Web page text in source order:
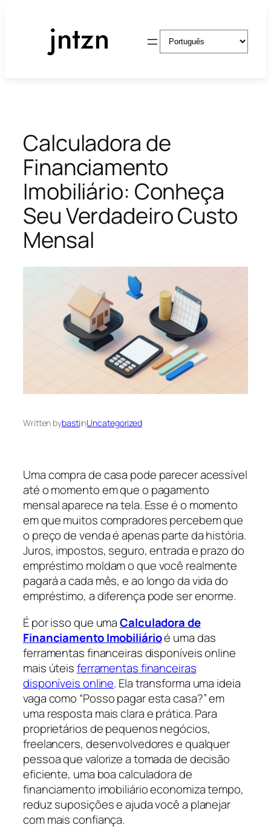
conteúdo
Escolha
um
Calculadora de
Financiamento
Imobiliário: Conheça
Seu Verdadeiro Custo
Mensal
Written bybastiinUncategorized
Uma compra de casa pode parecer acessível
até o momento em que o pagamento
mensal aparece na tela. Esse é o momento
em que muitos compradores percebem que
o preço de venda é apenas parte da história.
Juros, impostos, seguro, entrada e prazo do
empréstimo moldam o que você realmente
pagará a cada mês, e ao longo da vida do
empréstimo, a diferença pode ser enorme.
É por isso que umaCalculadora de
Financiamento Imobiliárioé uma das
ferramentas financeiras disponíveis online
mais úteisferramentas financeiras
disponíveis online. Ela transforma uma ideia
vaga como “Posso pagar esta casa?” em
uma resposta mais clara e prática. Para
proprietários de pequenos negócios,
freelancers, desenvolvedores e qualquer
pessoa que valorize a tomada de decisão
eficiente, uma boa calculadora de
financiamento imobiliário economiza tempo,
reduz suposições e ajuda você a planejar
com mais confiança.